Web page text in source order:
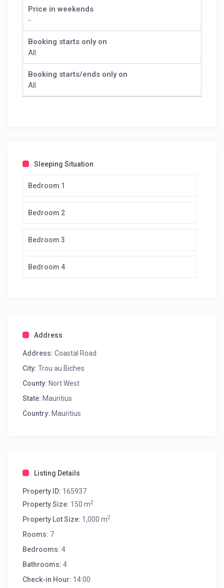
Price in weekends
-
Booking starts only on
All
Booking starts/ends only on
All
Sleeping Situation
Bedroom 1
Bedroom 2
Bedroom 3
Bedroom 4
Address
Address: Coastal Road
City: Trou au Biches
County: Nort West
State: Mauritius
Country: Mauritius
Listing Details
Property ID: 165937
Property Size: 150 m2
Property Lot Size: 1,000 m2
Rooms: 7
Bedrooms: 4
Bathrooms: 4
Check-in Hour: 14:00